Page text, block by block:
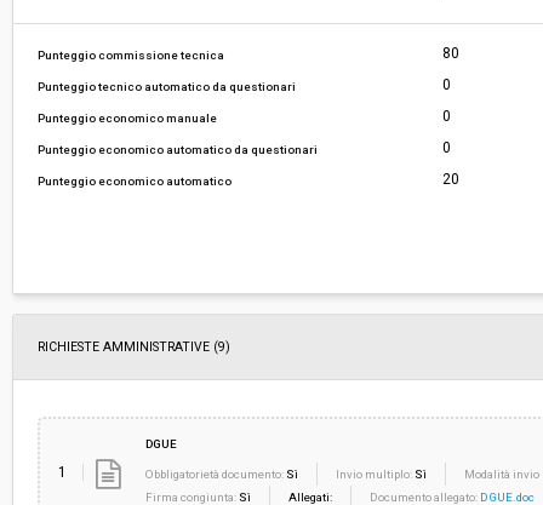
Punteggio commissione tecnica 80
Punteggio tecnico automatico da questionari 0
Punteggio economico manuale 0
Punteggio economico automatico da questionari 0
Punteggio economico automatico 20
RICHIESTE AMMINISTRATIVE (9)
1
DGUE
Obbligatorietà documento: Sì Invio multiplo: Sì
Modalità invio
Firma congiunta: Sì Allegati: Documento allegato: DGUE.doc